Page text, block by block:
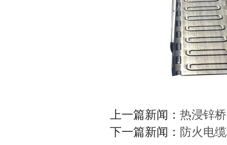
上一篇新闻： 热浸锌
下一篇新闻： 防火电